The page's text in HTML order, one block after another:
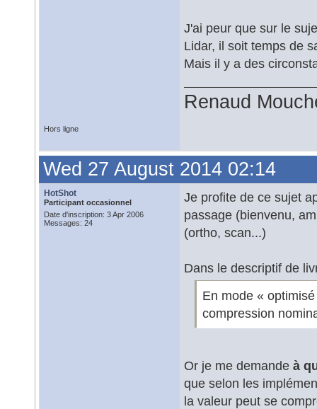
J'ai peur que sur le
Lidar, il soit temps de
Mais il y a des
Renaud
Hors ligne
Wed 27 August 2014 02:14
HotShot
Participant occasionnel
Date d'inscription: 3 Apr 2006
Messages: 24
Je profite de ce sujet
passage (bienvenu,
(ortho, scan...)
Dans le descriptif de
En mode «
compression
Or je me demande à
que selon les
la valeur peut se